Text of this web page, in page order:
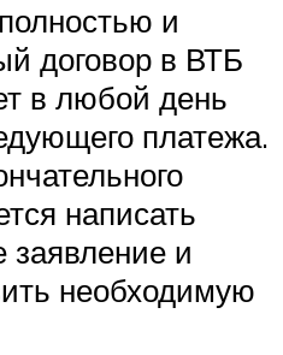
и
договор в ВТБ
в любой день
платежа.
написать
заявление и
необходимую